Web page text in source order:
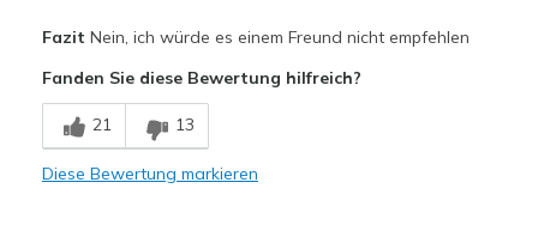
Geeignete Verwendung
Casual Wear
Fazit Nein, ich würde es einem Freund nicht empfehlen
Fanden Sie diese Bewertung hilfreich?
21 13
Diese Bewertung markieren